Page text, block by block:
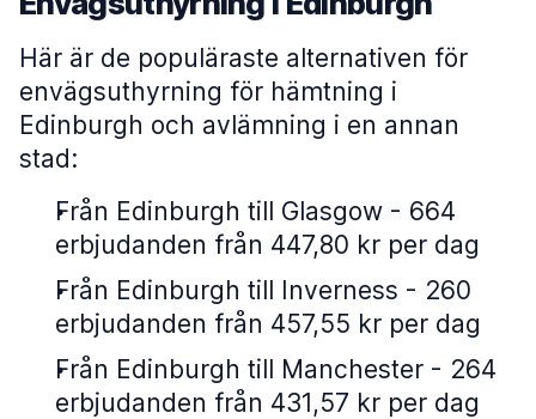
Här är de populäraste alternativen för
envägsuthyrning för hämtning i
Edinburgh och avlämning i en annan
stad:
Från Edinburgh till Glasgow - 664
erbjudanden från 447,80 kr per dag
Från Edinburgh till Inverness - 260
erbjudanden från 457,55 kr per dag
Från Edinburgh till Manchester - 264
erbjudanden från 431,57 kr per dag